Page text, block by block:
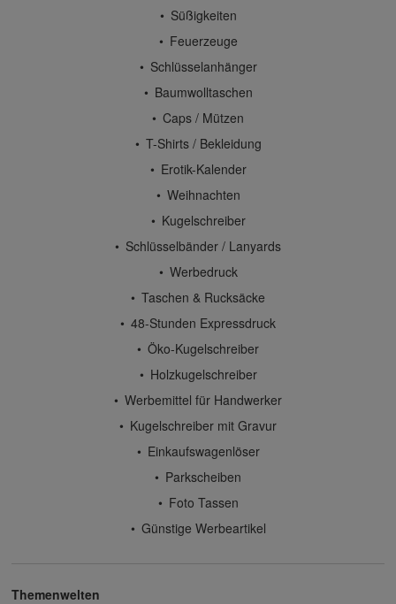
Süßigkeiten
Feuerzeuge
Schlüsselanhänger
Baumwolltaschen
Caps / Mützen
T-Shirts / Bekleidung
Erotik-Kalender
Weihnachten
Kugelschreiber
Schlüsselbänder / Lanyards
Werbedruck
Taschen & Rucksäcke
48-Stunden Expressdruck
Öko-Kugelschreiber
Holzkugelschreiber
Werbemittel für Handwerker
Kugelschreiber mit Gravur
Einkaufswagenlöser
Parkscheiben
Foto Tassen
Günstige Werbeartikel
Themenwelten